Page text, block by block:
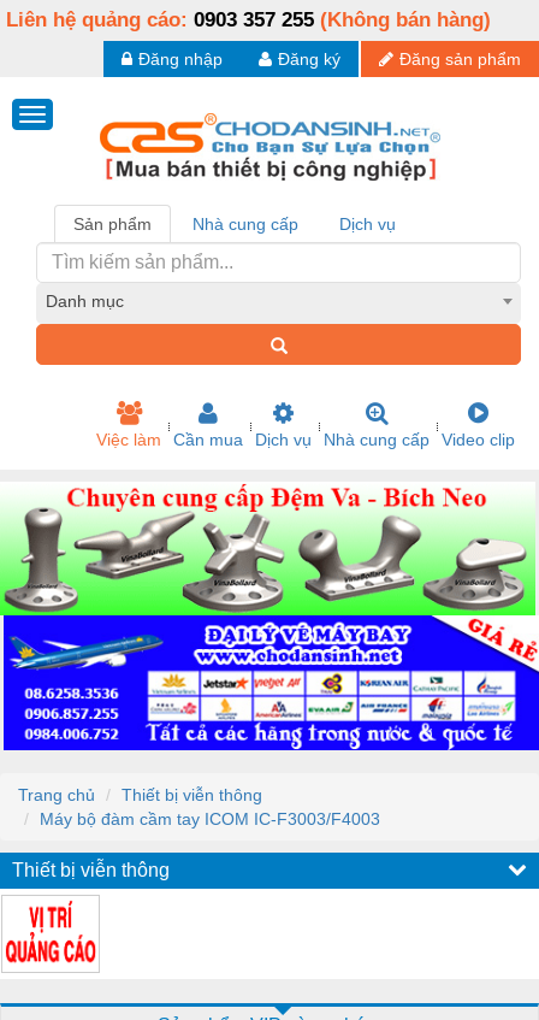
Liên hệ quảng cáo: 0903 357 255 (Không bán hàng)
Đăng sản phẩm
Đăng ký
Đăng nhập
Sản phẩm Nhà cung cấp Dịch vụ
Danh mục
Việc làm Cần mua Dịch vụ Nhà cung cấp Video clip
Trang chủ
Thiết bị viễn thông
Máy bộ đàm cầm tay ICOM IC-F3003/F4003
Thiết bị viễn thông